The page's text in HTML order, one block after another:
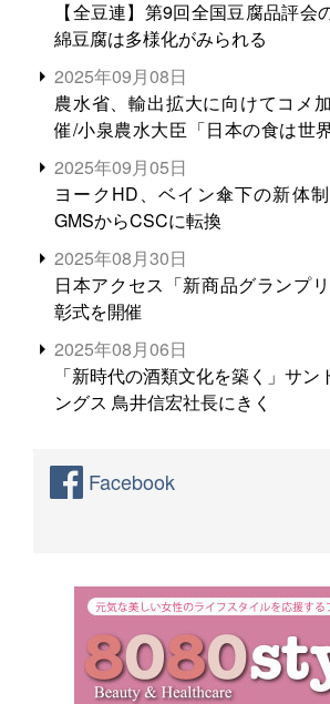
【全豆連】第9回全国豆腐品評会
綿豆腐は多様化がみられる
2025年09月08日
農水省、輸出拡大に向けてコメ
催/小泉農水大臣「日本の食は世
る。米増産に向けて、米輸出需要
2025年09月05日
ヨークHD、ベイン傘下の新体
GMSからCSCに転換
2025年08月30日
日本アクセス「新商品グランプ
彰式を開催
2025年08月06日
「新時代の酒類文化を築く」サン
ングス 鳥井信宏社長にきく
Facebook